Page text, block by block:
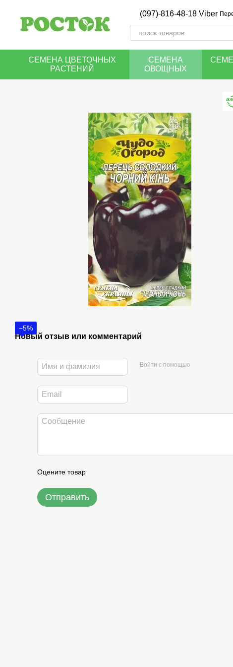
(097)-816-48-18 Viber
СЕМЕНА ЦВЕТОЧНЫХ
РАСТЕНИЙ
СЕМЕНА
ОВОЩНЫХ
−5%
Новый отзыв или комментарий
Войти с помощью
Оцените товар
Отправить